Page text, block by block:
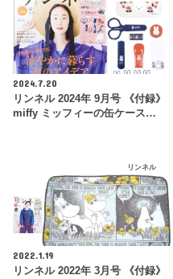
2024.7.20
リンネル 2024年 9月号 《付録》
miffy ミッフィーの缶ケース…
リンネル
2022.1.19
リンネル 2022年 3月号 《付録》